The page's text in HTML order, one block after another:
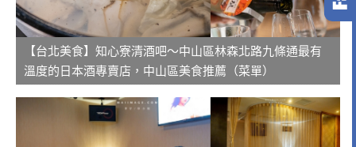
【台北美食】知心寮清酒吧～中山區林森北路九條通最有
溫度的日本酒專賣店，中山區美食推薦（菜單）